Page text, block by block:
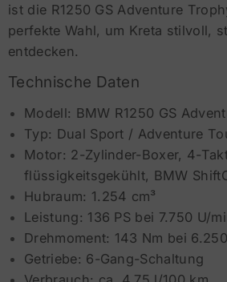
ist die R1250 GS Adventure
perfekte Wahl, um Kreta stilvoll,
entdecken.
Technische Daten
Modell: BMW R1250 GS
Typ: Dual Sport / Adventure
Motor: 2-Zylinder-Boxer, 4-
flüssigkeitsgekühlt, BMW
Hubraum: 1.254 cm³
Leistung: 136 PS bei 7.750 U/
Drehmoment: 143 Nm bei
Getriebe: 6-Gang-Schaltung